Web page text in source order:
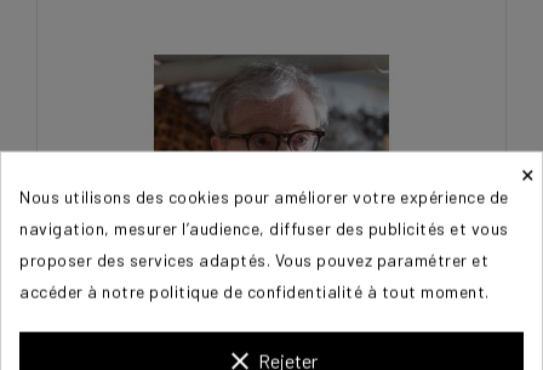
×
Nous utilisons des cookies pour améliorer votre expérience de
navigation, mesurer l’audience, diffuser des publicités et vous
proposer des services adaptés. Vous pouvez paramétrer et
accéder à notre politique de confidentialité à tout moment.
clear Rejeter